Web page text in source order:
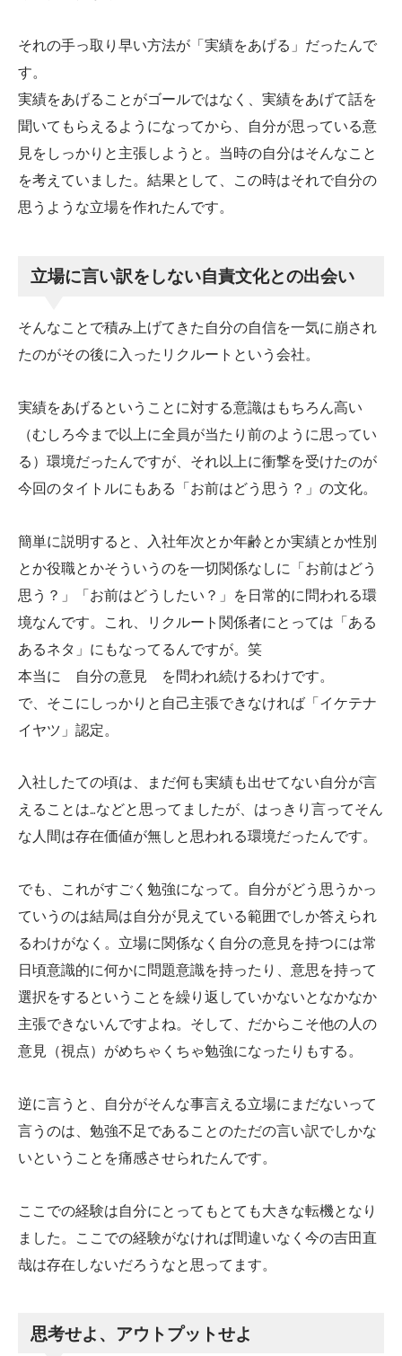
それの手っ取り早い方法が「実績をあげる」だったんで
す。
実績をあげることがゴールではなく、実績をあげて話を
聞いてもらえるようになってから、自分が思っている意
見をしっかりと主張しようと。当時の自分はそんなこと
を考えていました。結果として、この時はそれで自分の
思うような立場を作れたんです。
立場に言い訳をしない自責文化との出会い
そんなことで積み上げてきた自分の自信を一気に崩され
たのがその後に入ったリクルートという会社。
実績をあげるということに対する意識はもちろん高い
（むしろ今まで以上に全員が当たり前のように思ってい
る）環境だったんですが、それ以上に衝撃を受けたのが
今回のタイトルにもある「お前はどう思う？」の文化。
簡単に説明すると、入社年次とか年齢とか実績とか性別
とか役職とかそういうのを一切関係なしに「お前はどう
思う？」「お前はどうしたい？」を日常的に問われる環
境なんです。これ、リクルート関係者にとっては「ある
あるネタ」にもなってるんですが。笑
本当に 自分の意見 を問われ続けるわけです。
で、そこにしっかりと自己主張できなければ「イケテナ
イヤツ」認定。
入社したての頃は、まだ何も実績も出せてない自分が言
えることは…などと思ってましたが、はっきり言ってそん
な人間は存在価値が無しと思われる環境だったんです。
でも、これがすごく勉強になって。自分がどう思うかっ
ていうのは結局は自分が見えている範囲でしか答えられ
るわけがなく。立場に関係なく自分の意見を持つには常
日頃意識的に何かに問題意識を持ったり、意思を持って
選択をするということを繰り返していかないとなかなか
主張できないんですよね。そして、だからこそ他の人の
意見（視点）がめちゃくちゃ勉強になったりもする。
逆に言うと、自分がそんな事言える立場にまだないって
言うのは、勉強不足であることのただの言い訳でしかな
いということを痛感させられたんです。
ここでの経験は自分にとってもとても大きな転機となり
ました。ここでの経験がなければ間違いなく今の吉田直
哉は存在しないだろうなと思ってます。
思考せよ、アウトプットせよ